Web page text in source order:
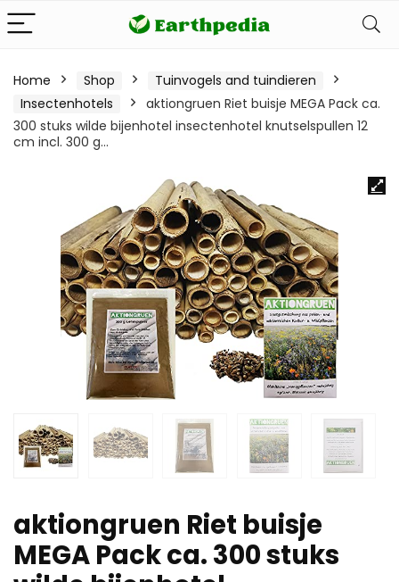
Home Shop
Tuinvogels and tuindieren
Insectenhotels
aktiongruen Riet buisje MEGA Pack ca.
300 stuks wilde bijenhotel insectenhotel knutselspullen 12
cm incl. 300 g…
aktiongruen Riet buisje
MEGA Pack ca. 300 stuks